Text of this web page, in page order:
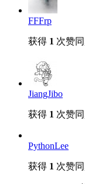
FFFrp
获得 1 次赞
JiangJibo
获得 1 次赞
PythonLee
获得 1 次赞